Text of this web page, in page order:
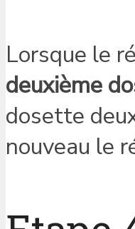
Lorsque le
deuxième
dosette
nouveau le